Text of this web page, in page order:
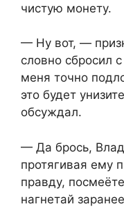
чистую монету.
— Ну вот, —
словно сбросил
меня точно
это будет
обсуждал.
— Да брось,
протягивая ему
правду,
нагнетай